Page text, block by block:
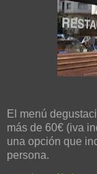
El menú
más de 60€ (iva
una opción que
persona.